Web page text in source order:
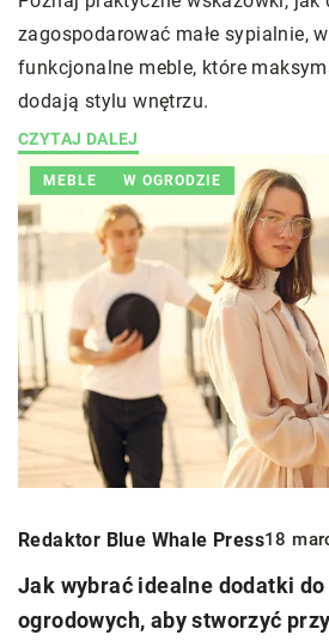
zagospodarować małe sypialnie,
funkcjonalne meble, które
dodają stylu wnętrzu.
CZYTAJ DALEJ
MEBLE W OGRODZIE
Redaktor Blue Whale Press18
Jak wybrać idealne dodatki
ogrodowych, aby stworzyć